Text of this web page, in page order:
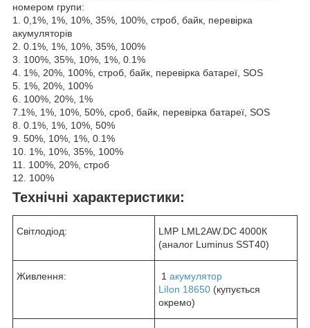
номером групи:
1. 0,1%, 1%, 10%, 35%, 100%, строб, байк, перевірка
акумуляторів
2. 0.1%, 1%, 10%, 35%, 100%
3. 100%, 35%, 10%, 1%, 0.1%
4. 1%, 20%, 100%, строб, байк, перевірка батареї, SOS
5. 1%, 20%, 100%
6. 100%, 20%, 1%
7.1%, 1%, 10%, 50%, сроб, байк, перевірка батареї, SOS
8. 0.1%, 1%, 10%, 50%
9. 50%, 10%, 1%, 0.1%
10. 1%, 10%, 35%, 100%
11. 100%, 20%, строб
12. 100%
Технічні характеристики:
Світлодіод:
LMP LML2AW.DC 4000К
(аналог Luminus SST40)
Живлення: 1 акумулятор
LiIon 18650 (купується
окремо)